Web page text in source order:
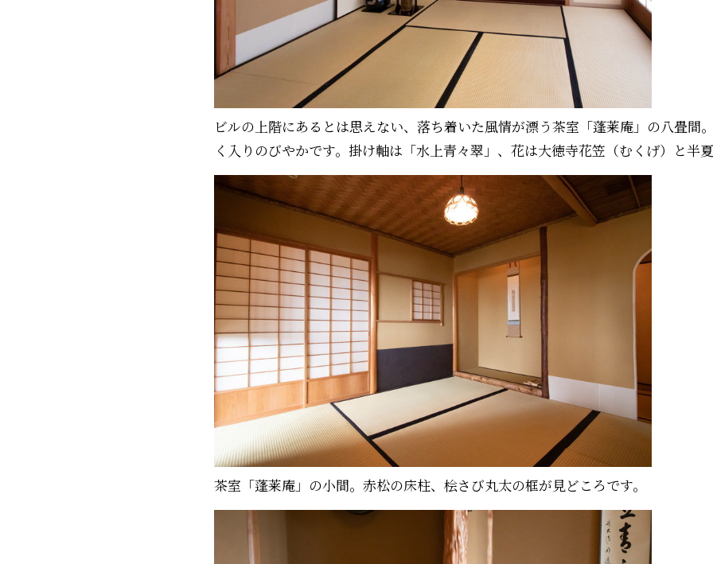
ビルの上階にあるとは思えない、落ち着いた風情が漂う茶室「蓬莱庵」の八畳間
く入りのびやかです。掛け軸は「水上青々翠」、花は大徳寺花笠（むくげ）と半夏
茶室「蓬莱庵」の小間。赤松の床柱、桧さび丸太の框が見どころです。